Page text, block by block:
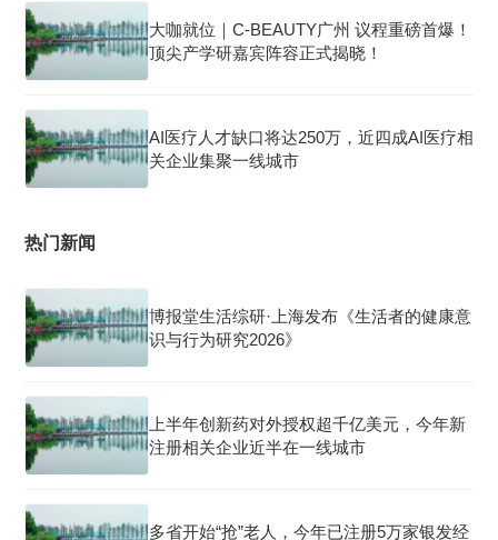
大咖就位｜C-BEAUTY广州 议程重磅首爆！
顶尖产学研嘉宾阵容正式揭晓！
AI医疗人才缺口将达250万，近四成AI医疗相
关企业集聚一线城市
热门新闻
博报堂生活综研·上海发布《生活者的健康意
识与行为研究2026》
上半年创新药对外授权超千亿美元，今年新
注册相关企业近半在一线城市
多省开始“抢”老人，今年已注册5万家银发经